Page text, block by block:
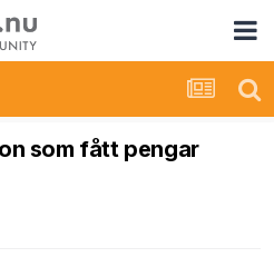
som fått pengar